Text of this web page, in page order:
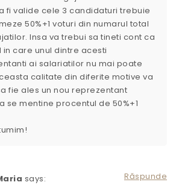
fi valide cele 3 candidaturi trebuie
50%+1 voturi din numarul total
Insa va trebui sa tineti cont ca
in care unul dintre acesti
ai salariatilor nu mai poate
calitate din diferite motive va
fie ales un nou reprezentant
se mentine procentul de 50%+1
Răspunde
says: